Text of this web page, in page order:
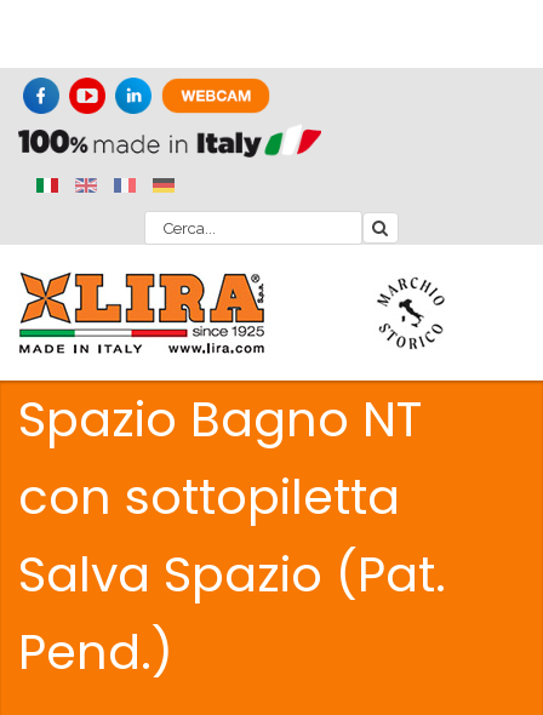
Spazio Bagno NT
con sottopiletta
Salva Spazio (Pat.
Pend.)